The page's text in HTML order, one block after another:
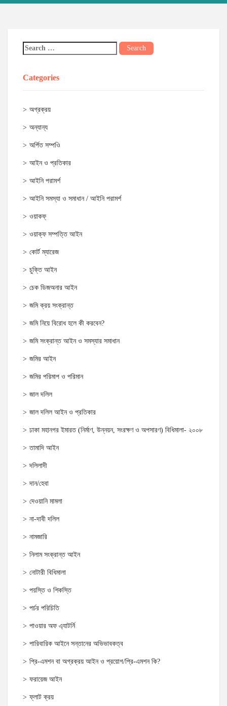
Categories
অগ্রক্রয়
অন্যান্য
অর্পিত সম্পওি
আইন ও প্রতিকার
আইনি পরামর্শ
আইনি সমস্যা ও সমাধান / আইনি পরামর্শ
ওয়াকফ্
ওয়াক্‌ফ সম্পত্তি আইন
কোর্ট ম্যারেজ
চুক্তি আইন
চেক ডিজঅনার আইন
জমি ক্রয় সংক্রান্ত
জমি নিয়ে বিরোধ হলে কী করবেন?
জমি সংক্রান্ত আইন ও সমস্যার সমাধান
জমির আইন
জমির পরিমাপ ও পরিমান
জাল দলিল
জাল দলিল আইন ও প্রতিকার
ঢাকা মহানগর ইমারত (নির্মাণ, উন্নয়ন, সংরক্ষণ ও অপসারণ) বিধিমালা- ২০০৮
তামাদি আইন
দলিলাদী
দান/হেবা
দেওয়ানি মামলা
না-দাবী দলিল
নামজারি
নিলাম সংক্রান্ত আইন
নোটারী বিধিমালা
পয়স্তি ও শিকস্তি
পর্চর পরিচিতি
পাওয়ার অফ এ্যাটর্নি
পারিবারিক আইনে সন্তানের অভিভাবকত্ব
প্রি-এমশন বা অগ্রক্রয় আইন ও প্রয়োগ/প্রি-এমশন কি?
ফরায়েজ আইন
ফ্লাট ক্রয়